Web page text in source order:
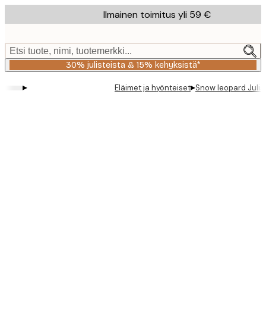
to
content.
Ilmainen toimitus yli 59 €
Etsi tuote, nimi, tuotemerkki...
30% julisteista & 15% kehyksistä*
▸ Eläimet ja hyönteiset▸Snow leopard